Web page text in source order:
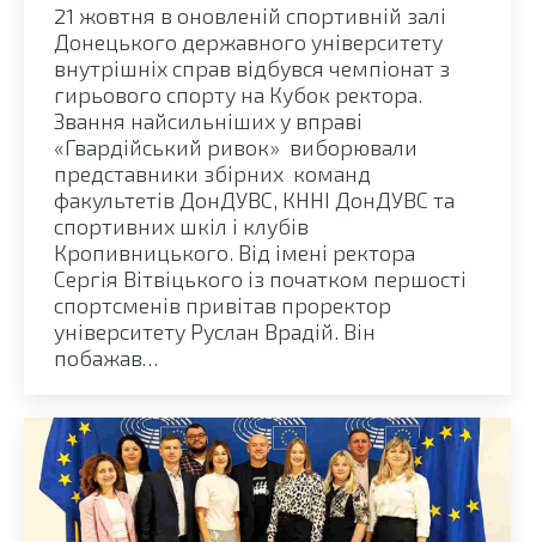
21 жовтня в оновленій спортивній залі
Донецького державного університету
внутрішніх справ відбувся чемпіонат з
гирьового спорту на Кубок ректора.
Звання найсильніших у вправі
«Гвардійський ривок» виборювали
представники збірних команд
факультетів ДонДУВС, КННІ ДонДУВС та
спортивних шкіл і клубів
Кропивницького. Від імені ректора
Сергія Вітвіцького із початком першості
спортсменів привітав проректор
університету Руслан Врадій. Він
побажав…